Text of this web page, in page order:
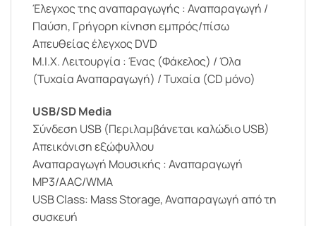
Έλεγχος της αναπαραγωγής : Αναπαραγωγή /
Παύση, Γρήγορη κίνηση εμπρός/πίσω
Απευθείας έλεγχος DVD
M.I.X. Λειτουργία : Ένας (Φάκελος) / Όλα
(Τυχαία Αναπαραγωγή) / Τυχαία (CD μόνο)
USB/SD Media
Σύνδεση USB (Περιλαμβάνεται καλώδιο USB)
Απεικόνιση εξώφυλλου
Αναπαραγωγή Μουσικής : Αναπαραγωγή
MP3/AAC/WMA
USB Class: Mass Storage, Αναπαραγωγή από τη
συσκευή